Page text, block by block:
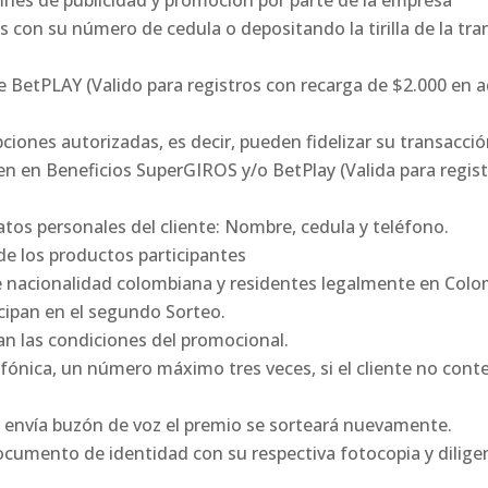
su número de cedula o depositando la tirilla de la
(Valido para registros con recarga de $2.000 en
autorizadas, es decir, pueden fidelizar su
Beneficios SuperGIROS y/o BetPlay (Valida para
personales del cliente: Nombre, cedula y teléfono.
los productos participantes
colombiana y residentes legalmente en
en el segundo Sorteo.
las condiciones del promocional.
un número máximo tres veces, si el cliente no
buzón de voz el premio se sorteará nuevamente.
de identidad con su respectiva fotocopia y